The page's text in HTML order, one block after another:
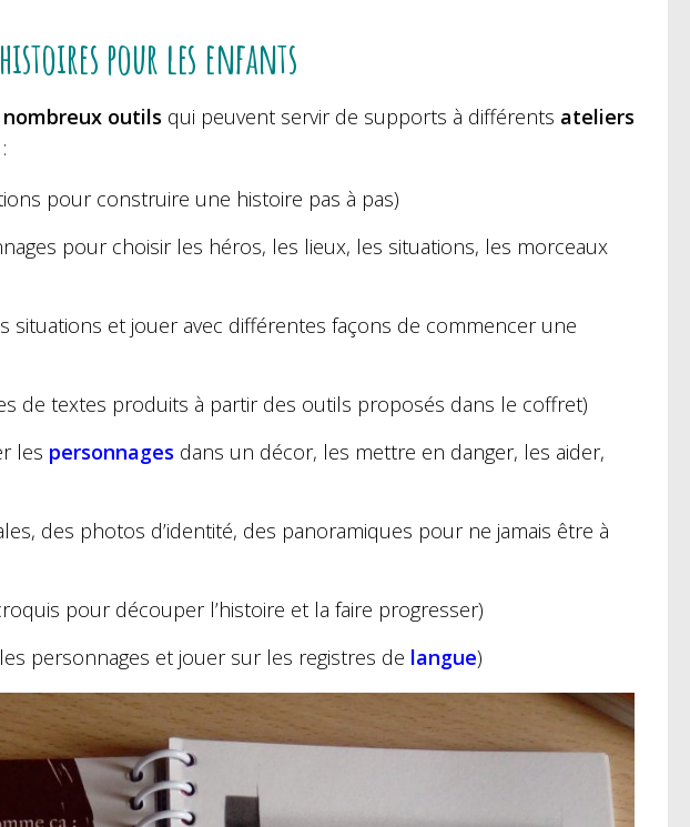
pour les enfants
nombreux outils qui peuvent servir de supports à différents ateliers
:
pour construire une histoire pas à pas)
pour choisir les héros, les lieux, les situations, les morceaux
situations et jouer avec différentes façons de commencer une
de textes produits à partir des outils proposés dans le coffret)
les personnages dans un décor, les mettre en danger, les aider,
des photos d’identité, des panoramiques pour ne jamais être à
pour découper l’histoire et la faire progresser)
personnages et jouer sur les registres de langue)